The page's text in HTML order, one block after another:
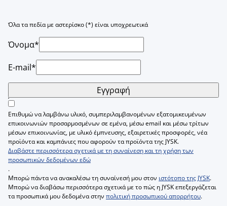
Όλα τα πεδία με αστερίσκο (*) είναι υποχρεωτικά
Όνομα*
E-mail*
Εγγραφή
Επιθυμώ να λαμβάνω υλικό, συμπεριλαμβανομένων εξατομικευμένων
επικοινωνιών προσαρμοσμένων σε εμένα, μέσω email και μέσω τρίτων
μέσων επικοινωνίας, με υλικό έμπνευσης, εξαιρετικές προσφορές, νέα
προϊόντα και καμπάνιες που αφορούν τα προϊόντα της JYSK.
Διαβάστε περισσότερα σχετικά με τη συναίνεση και τη χρήση των
προσωπικών δεδομένων εδώ
.
Μπορώ πάντα να ανακαλέσω τη συναίνεσή μου στον ιστότοπο της JYSK.
Μπορώ να διαβάσω περισσότερα σχετικά με το πώς η JYSK επεξεργάζεται
τα προσωπικά μου δεδομένα στην πολιτική προσωπικού απορρήτου.